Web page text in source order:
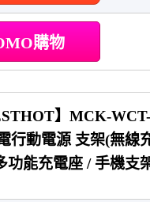
購物
】MCK-
行動電源 支架(無線
功能充電座 / 手機支